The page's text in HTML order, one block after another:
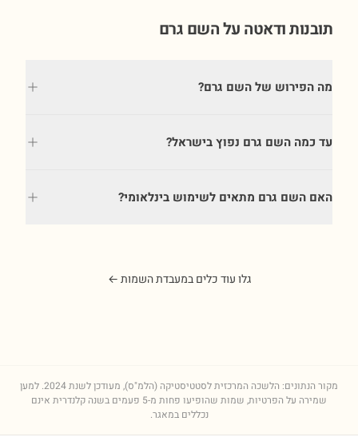
תובנות ודאטה על השם גרם
מה הפירוש של השם גרם?
עד כמה השם גרם נפוץ בישראל?
האם השם גרם מתאים לשימוש בינלאומי?
גלו עוד כלים במעבדת השמות ←
מקור הנתונים: הלשכה המרכזית לסטטיסטיקה (הלמ"ס), מעודכן לשנת2024. למען
שמירה על הפרטיות, שמות שהופיעו פחות מ-5 פעמים בשנה קלנדרית אינם
נכללים במאגר.